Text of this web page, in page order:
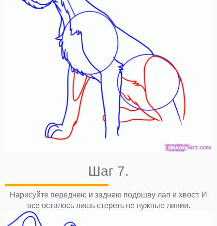
Шаг 7.
Нарисуйте переднею и заднею подошву лап и хвост. И
все осталось лишь стереть не нужные линии.